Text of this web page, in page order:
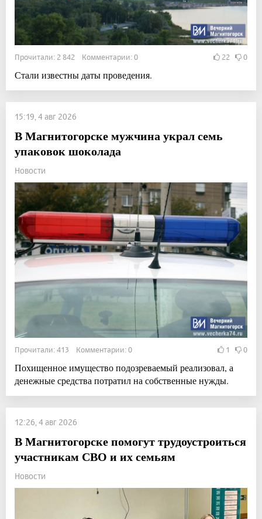
Прочитали: 2 842 Комментарии: 0 22 0
Стали известны даты проведения.
15:19, 4 авг 2026
В Магнитогорске мужчина украл семь
упаковок шоколада
Новости
Прочитали: 413 Комментарии: 0 1 0
Похищенное имущество подозреваемый реализовал, а
денежные средства потратил на собственные нужды.
12:26, 4 авг 2026
В Магнитогорске помогут трудоустроиться
участникам СВО и их семьям
Новости